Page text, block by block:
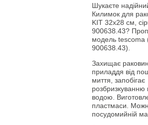
Шукаєте
Килимок для
KIT 32x28 см,
900638.43?
модель tescoma
900638.43).
Захищає
приладдя від
миття, запобігає
розбризкуванню
водою.
пластмаси.
посудомийній